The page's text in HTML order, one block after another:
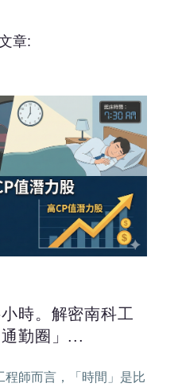
章:
時。解密南科工
勤圈」...
師而言，「時間」是比